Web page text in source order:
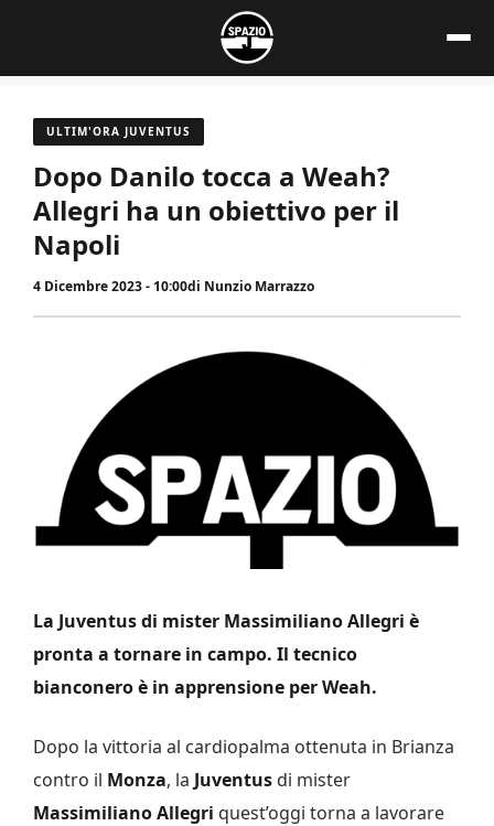
contenuto
ULTIM'ORA JUVENTUS
Dopo Danilo tocca a Weah?
Allegri ha un obiettivo per il
Napoli
4 Dicembre 2023 - 10:00di Nunzio Marrazzo
La Juventus di mister Massimiliano Allegri è
pronta a tornare in campo. Il tecnico
bianconero è in apprensione per Weah.
Dopo la vittoria al cardiopalma ottenuta in Brianza
contro il Monza, la Juventus di mister
Massimiliano Allegri quest’oggi torna a lavorare